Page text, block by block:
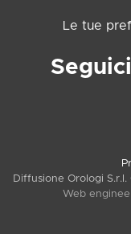
Le tue
Diffusione Orologi
Web